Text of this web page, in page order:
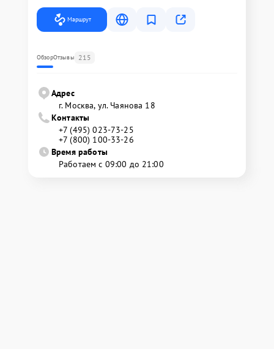
Маршрут
ОбзорОтзывы 215
Адрес
г. Москва, ул. Чаянова 18
Контакты
+7 (495) 023-73-25
+7 (800) 100-33-26
Время работы
Работаем с 09:00 до 21:00